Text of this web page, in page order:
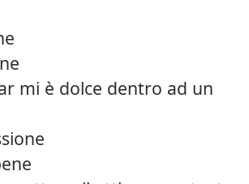
mi è dolce dentro ad un